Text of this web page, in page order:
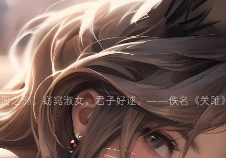
之洲。窈窕淑女，君子好逑。——佚名《关雎》